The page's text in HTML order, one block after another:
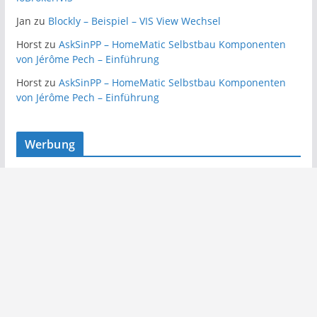
Jan zu Blockly – Beispiel – VIS View Wechsel
Horstzu AskSinPP – HomeMatic Selbstbau Komponenten
von Jérôme Pech – Einführung
Horstzu AskSinPP – HomeMatic Selbstbau Komponenten
von Jérôme Pech – Einführung
Werbung